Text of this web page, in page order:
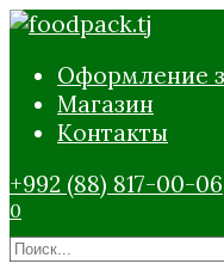
Перейти
содержанию
Оформление
Магазин
Контакты
+992 (88) 817-00-06
0
Search